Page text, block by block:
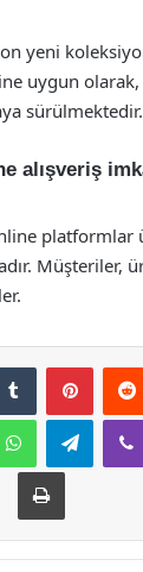
yeni
uygun
sürülmektedir.
alışveriş
platformlar
Müşteriler,
Tumblr
WhatsApp
Yazdır